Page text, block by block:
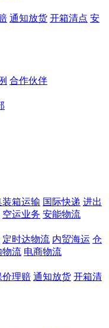
通知放货 开箱清点 安
合作伙伴
装箱运输 国际快递 进出
空运业务 安能物流
定时达物流 内贸海运 仓
物流 电商物流
价理赔 通知放货 开箱清